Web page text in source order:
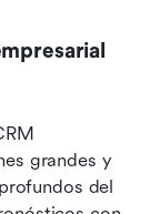
grandes y
del